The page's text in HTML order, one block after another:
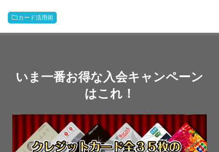
カード活用術
いま一番お得な入会キャンペーン
はこれ！